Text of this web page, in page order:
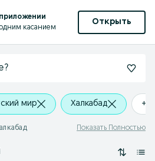
касанием
Открыть
мир Халкабад +0
Показать Полностью